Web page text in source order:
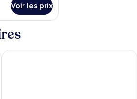
Voir les prix
Casa De Nova Hotel